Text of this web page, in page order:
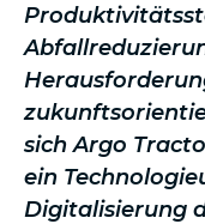
sich Argo
ein
Digitalisierung